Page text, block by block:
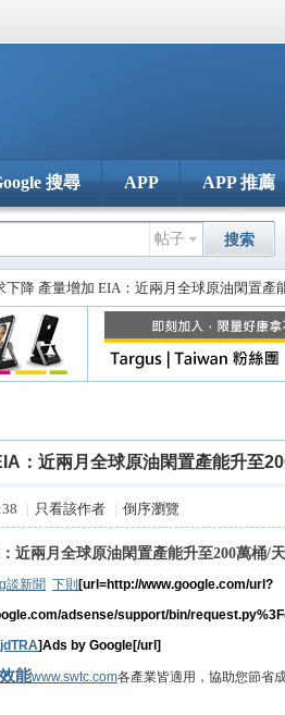
搜尋 APP APP 推薦
帖子 搜索
下降 產量增加 EIA：近兩月全球原油閑置產
：近兩月全球原油閑置產能升至
| 只看該作者 | 倒序瀏覽
近兩月全球原油閑置產能升至200萬桶/天
談新聞 下則 [url=http://www.google.com/url?
adsense/support/bin/
]Ads by Google[/url]
能www.swtc.com各產業皆適用，協助您節省